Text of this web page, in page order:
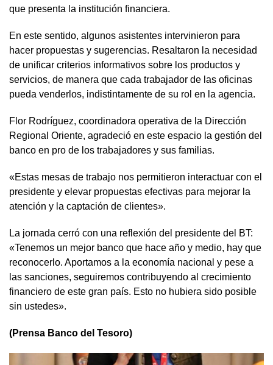
que presenta la institución financiera.
En este sentido, algunos asistentes intervinieron para
hacer propuestas y sugerencias. Resaltaron la necesidad
de unificar criterios informativos sobre los productos y
servicios, de manera que cada trabajador de las oficinas
pueda venderlos, indistintamente de su rol en la agencia.
Flor Rodríguez, coordinadora operativa de la Dirección
Regional Oriente, agradeció en este espacio la gestión del
banco en pro de los trabajadores y sus familias.
«Estas mesas de trabajo nos permitieron interactuar con el
presidente y elevar propuestas efectivas para mejorar la
atención y la captación de clientes».
La jornada cerró con una reflexión del presidente del BT:
«Tenemos un mejor banco que hace año y medio, hay que
reconocerlo. Aportamos a la economía nacional y pese a
las sanciones, seguiremos contribuyendo al crecimiento
financiero de este gran país. Esto no hubiera sido posible
sin ustedes».
(Prensa Banco del Tesoro)